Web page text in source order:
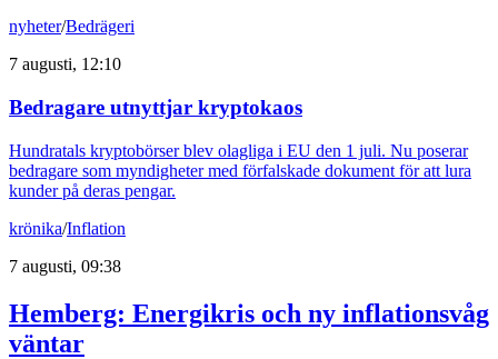
nyheter/Bedrägeri
7 augusti, 12:10
Bedragare utnyttjar kryptokaos
Hundratals kryptobörser blev olagliga i EU den 1 juli. Nu poserar
bedragare som myndigheter med förfalskade dokument för att lura
kunder på deras pengar.
krönika/Inflation
7 augusti, 09:38
Hemberg: Energikris och ny inflationsvåg
väntar